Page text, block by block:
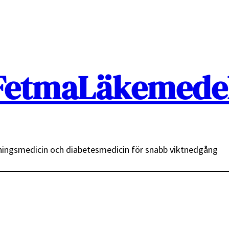
och diabetesmedicin för snabb viktnedgång